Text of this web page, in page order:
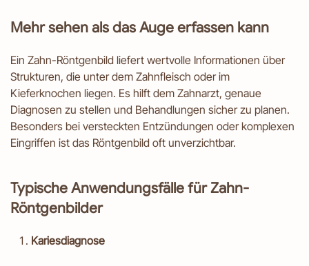
Mehr sehen als das Auge erfassen kann
Ein Zahn-Röntgenbild liefert wertvolle Informationen über
Strukturen, die unter dem Zahnfleisch oder im
Kieferknochen liegen. Es hilft dem Zahnarzt, genaue
Diagnosen zu stellen und Behandlungen sicher zu planen.
Besonders bei versteckten Entzündungen oder komplexen
Eingriffen ist das Röntgenbild oft unverzichtbar.
Typische Anwendungsfälle für Zahn-
Röntgenbilder
Kariesdiagnose